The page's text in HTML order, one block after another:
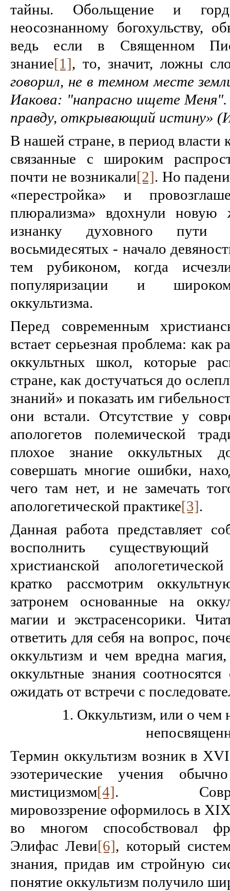
тайны. Обольщение и
неосознанному богохульству,
ведь если в Священном
знание[1], то, значит, ложны
говорил, не в темном месте
Иакова: "напрасно ищете
правду, открывающий истину»
В нашей стране, в период
связанные с широким
почти не возникали[2]. Но
«перестройка» и
плюрализма» вдохнули
изнанку духовного пути
восьмидесятых - начало
тем рубиконом, когда
популяризации и
оккультизма.
Перед современным
встает серьезная проблема: как
оккультных школ, которые
стране, как достучаться до
знаний» и показать им
они встали. Отсутствие у
апологетов полемической
плохое знание оккультных
совершать многие ошибки,
чего там нет, и не замечать
апологетической практике[3].
Данная работа представляет
восполнить
христианской
кратко рассмотрим
затронем основанные на
магии и экстрасенсорики.
ответить для себя на вопрос,
оккультизм и чем вредна
оккультные знания
ожидать от встречи с
1. Оккультизм, или о чем
Термин оккультизм возник в
эзотерические учения
мистицизмом[4].
мировоззрение оформилось в
во многом способствовал
Элифас Леви[6], который
знания, придав им стройную
понятие оккультизм получило